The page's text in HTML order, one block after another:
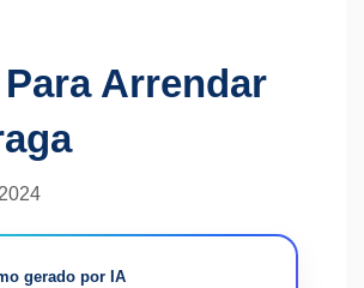
Arrendar
gerado por IA